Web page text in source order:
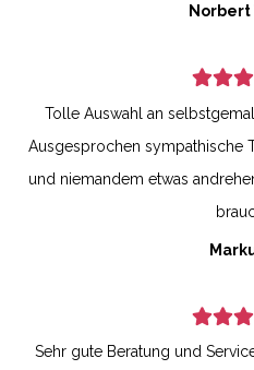
Norbert
Tolle Auswahl an
Ausgesprochen sympathische
und niemandem etwas
Sehr gute Beratung und